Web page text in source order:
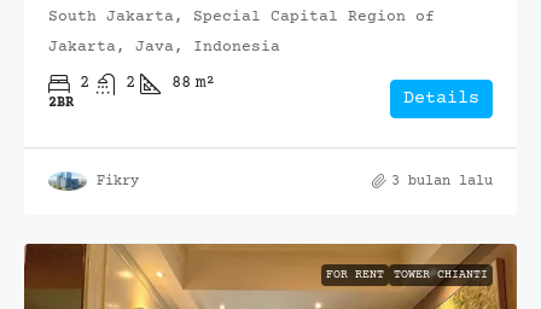
South Jakarta, Special Capital Region of
Jakarta, Java, Indonesia
2 2 88 m²
2BR Details
Fikry 3 bulan lalu
FOR RENT TOWER CHIANTI